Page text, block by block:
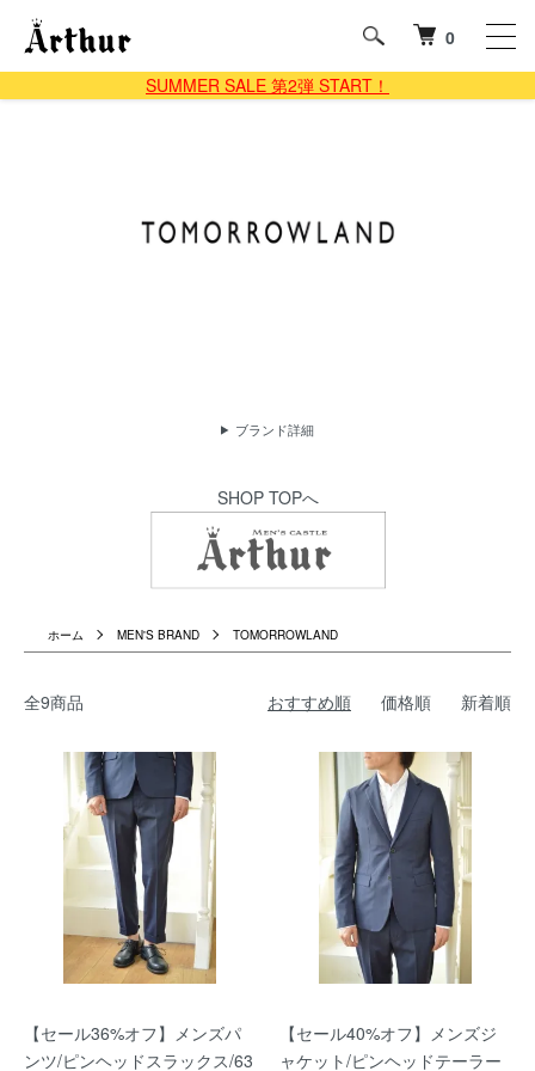
0
SUMMER SALE 第2弾 START！
ブランド詳細
SHOP TOPへ
ホーム MEN'S BRAND TOMORROWLAND
全9商品 おすすめ順 価格順 新着順
【セール36%オフ】メンズパ
ンツ/ピンヘッドスラックス/63
【セール40%オフ】メンズジ
ャケット/ピンヘッドテーラー